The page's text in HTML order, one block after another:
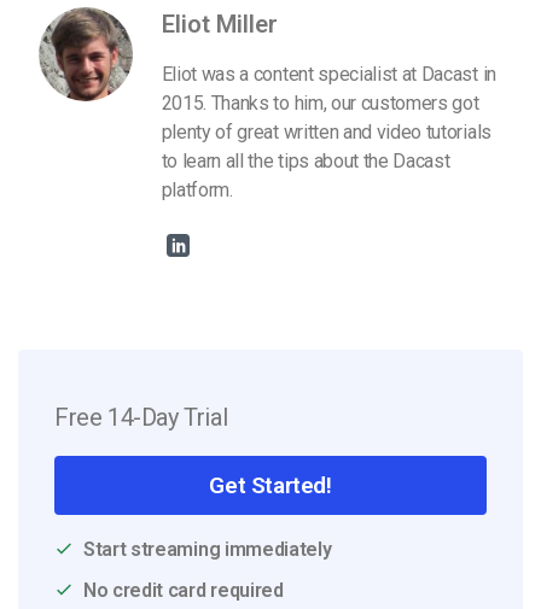
Eliot Miller
Eliot was a content specialist at Dacast in
2015. Thanks to him, our customers got
plenty of great written and video tutorials
to learn all the tips about the Dacast
platform.
Free 14-Day Trial
Get Started!
Start streaming immediately
No credit card required